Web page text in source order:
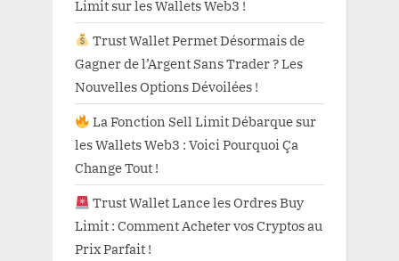
Limit sur les Wallets Web3 !
Trust Wallet Permet Désormais de
Gagner de l’Argent Sans Trader ? Les
Nouvelles Options Dévoilées !
La Fonction Sell Limit Débarque sur
les Wallets Web3 : Voici Pourquoi Ça
Change Tout !
Trust Wallet Lance les Ordres Buy
Limit : Comment Acheter vos Cryptos au
Prix Parfait !